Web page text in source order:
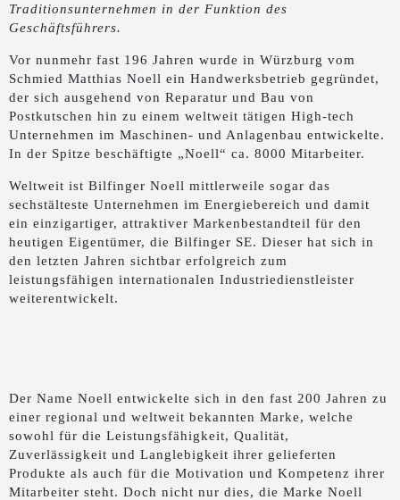
Traditionsunternehmen in der Funktion des
Geschäftsführers.
Vor nunmehr fast 196 Jahren wurde in Würzburg vom
Schmied Matthias Noell ein Handwerksbetrieb gegründet,
der sich ausgehend von Reparatur und Bau von
Postkutschen hin zu einem weltweit tätigen High-tech
Unternehmen im Maschinen- und Anlagenbau entwickelte.
In der Spitze beschäftigte „Noell“ ca. 8000 Mitarbeiter.
Weltweit ist Bilfinger Noell mittlerweile sogar das
sechstälteste Unternehmen im Energiebereich und damit
ein einzigartiger, attraktiver Markenbestandteil für den
heutigen Eigentümer, die Bilfinger SE. Dieser hat sich in
den letzten Jahren sichtbar erfolgreich zum
leistungsfähigen internationalen Industriedienstleister
weiterentwickelt.
Der Name Noell entwickelte sich in den fast 200 Jahren zu
einer regional und weltweit bekannten Marke, welche
sowohl für die Leistungsfähigkeit, Qualität,
Zuverlässigkeit und Langlebigkeit ihrer gelieferten
Produkte als auch für die Motivation und Kompetenz ihrer
Mitarbeiter steht. Doch nicht nur dies, die Marke Noell